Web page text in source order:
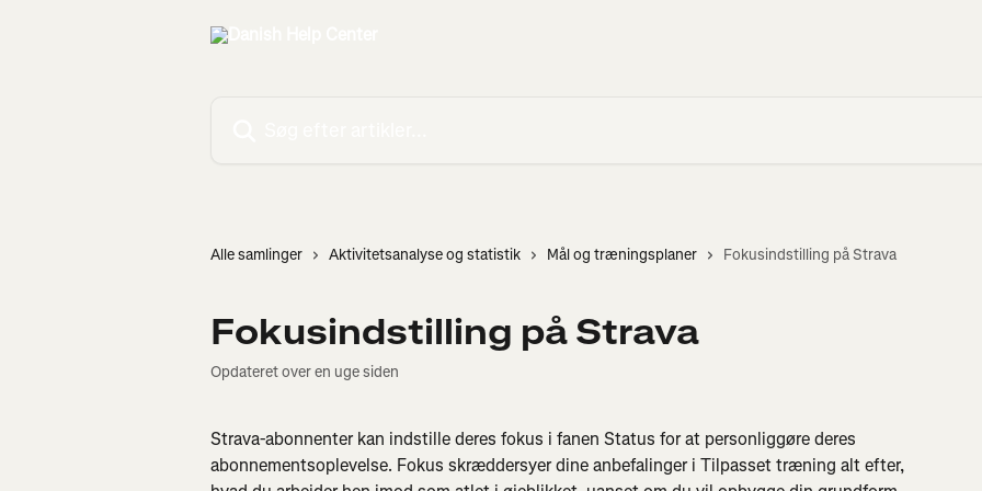
Alle samlinger Aktivitetsanalyse og statistik Mål og træningsplaner Fokusindstilling på Strava
Fokusindstilling på Strava
Opdateret over en uge siden
Strava-abonnenter kan indstille deres fokus i fanen Status for at personliggøre deres
abonnementsoplevelse. Fokus skræddersyer dine anbefalinger i Tilpasset træning alt efter,